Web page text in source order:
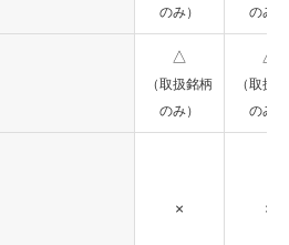
のみ）
のみ）
△
（取扱銘柄
のみ）
△
（取扱
のみ）
× ×